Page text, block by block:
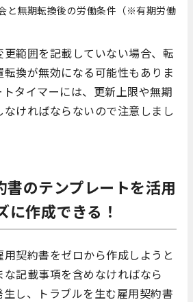
と無期転換後の労働条件（※有期労働
範囲を記載していない場合、転
換が無効になる可能性もありま
タイマーには、更新上限や無期
ければならないので注意しまし
のテンプレートを活用
に作成できる！
契約書をゼロから作成しようと
記載事項を含めなければなら
し、トラブルを生む雇用契約書